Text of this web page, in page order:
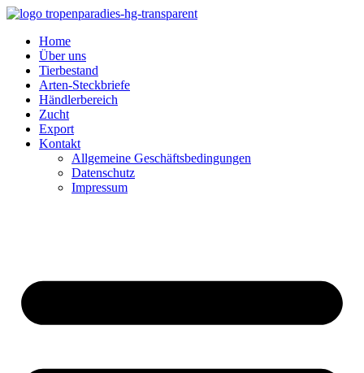
Home
Über uns
Tierbestand
Arten-Steckbriefe
Händlerbereich
Zucht
Export
Kontakt
Allgemeine Geschäftsbedingungen
Datenschutz
Impressum